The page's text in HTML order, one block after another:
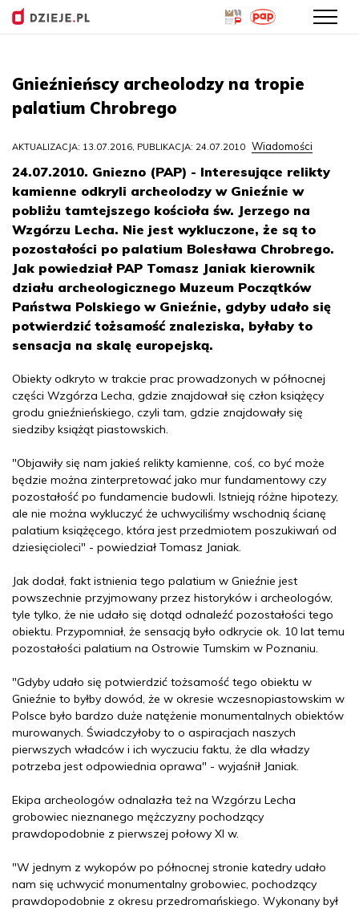
do
Gnieźnieńscy archeolodzy na tropie
palatium Chrobrego
AKTUALIZACJA: 13.07.2016, PUBLIKACJA: 24.07.2010 Wiadomości
24.07.2010. Gniezno (PAP) - Interesujące relikty
kamienne odkryli archeolodzy w Gnieźnie w
pobliżu tamtejszego kościoła św. Jerzego na
Wzgórzu Lecha. Nie jest wykluczone, że są to
pozostałości po palatium Bolesława Chrobrego.
Jak powiedział PAP Tomasz Janiak kierownik
działu archeologicznego Muzeum Początków
Państwa Polskiego w Gnieźnie, gdyby udało się
potwierdzić tożsamość znaleziska, byłaby to
sensacja na skalę europejską.
Obiekty odkryto w trakcie prac prowadzonych w północnej
części Wzgórza Lecha, gdzie znajdował się człon książęcy
grodu gnieźnieńskiego, czyli tam, gdzie znajdowały się
siedziby książąt piastowskich.
"Objawiły się nam jakieś relikty kamienne, coś, co być może
będzie można zinterpretować jako mur fundamentowy czy
pozostałość po fundamencie budowli. Istnieją różne hipotezy,
ale nie można wykluczyć że uchwyciliśmy wschodnią ścianę
palatium książęcego, która jest przedmiotem poszukiwań od
dziesięcioleci" - powiedział Tomasz Janiak.
Jak dodał, fakt istnienia tego palatium w Gnieźnie jest
powszechnie przyjmowany przez historyków i archeologów,
tyle tylko, że nie udało się dotąd odnaleźć pozostałości tego
obiektu. Przypomniał, że sensacją było odkrycie ok. 10 lat temu
pozostałości palatium na Ostrowie Tumskim w Poznaniu.
"Gdyby udało się potwierdzić tożsamość tego obiektu w
Gnieźnie to byłby dowód, że w okresie wczesnopiastowskim w
Polsce było bardzo duże natężenie monumentalnych obiektów
murowanych. Świadczyłoby to o aspiracjach naszych
pierwszych władców i ich wyczuciu faktu, że dla władzy
potrzeba jest odpowiednia oprawa" - wyjaśnił Janiak.
Ekipa archeologów odnalazła też na Wzgórzu Lecha
grobowiec nieznanego mężczyzny pochodzący
prawdopodobnie z pierwszej połowy XI w.
"W jednym z wykopów po północnej stronie katedry udało
nam się uchwycić monumentalny grobowiec, pochodzący
prawdopodobnie z okresu przedromańskiego. Wykonany był